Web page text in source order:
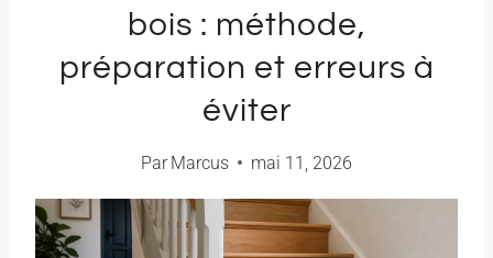
bois : méthode,
préparation et erreurs à
éviter
Par Marcus mai 11, 2026